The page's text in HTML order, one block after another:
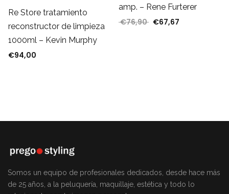
Re Store tratamiento
reconstructor de limpieza
1000ml – Kevin Murphy
€94,00
amp. – Rene Furterer
€76,90 El precio original era:
€67,67
Somos un equipo de profesionales dedicados, desde hace más
de 25 años, a la peluquería, maquillaje, estética y todo lo